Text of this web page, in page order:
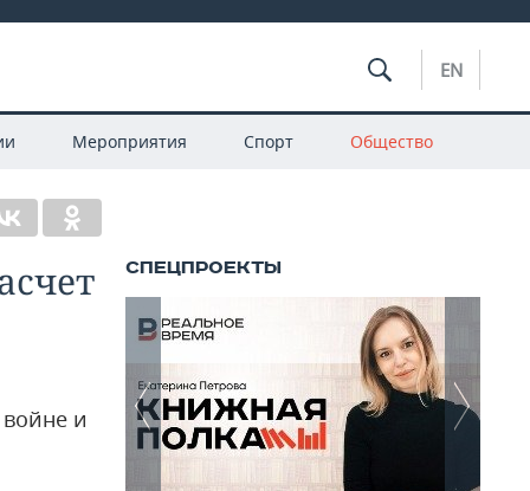
EN
Мероприятия Спорт Общество
и